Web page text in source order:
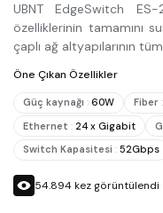
UBNT EdgeSwitch
özelliklerinin tamamını
çaplı ağ altyapılarının
Öne Çıkan Özellikler
Güç kaynağı : 60W Fiber :
Ethernet : 24 x Gigabit
Switch Kapasitesi : 52Gbps
54.894kez görüntülendi